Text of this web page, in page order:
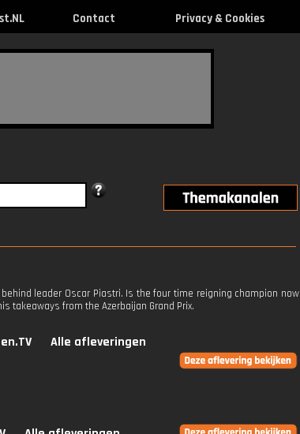
Contact Privacy & Cookies
leader Oscar Piastri. Is the four time reigning champion now
takeaways from the Azerbaijan Grand Prix.
Alle afleveringen